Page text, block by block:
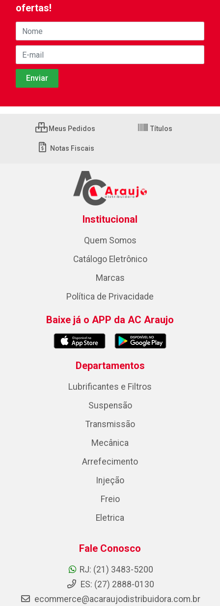
ofertas!
Meus Pedidos Títulos
Notas Fiscais
Institucional
Quem Somos
Catálogo Eletrônico
Marcas
Política de Privacidade
Baixe já o APP da AC Araujo
Departamentos
Lubrificantes e Filtros
Suspensão
Transmissão
Mecânica
Arrefecimento
Injeção
Freio
Eletrica
Fale Conosco
RJ: (21) 3483-5200
ES: (27) 2888-0130
ecommerce@acaraujodistribuidora.com.br